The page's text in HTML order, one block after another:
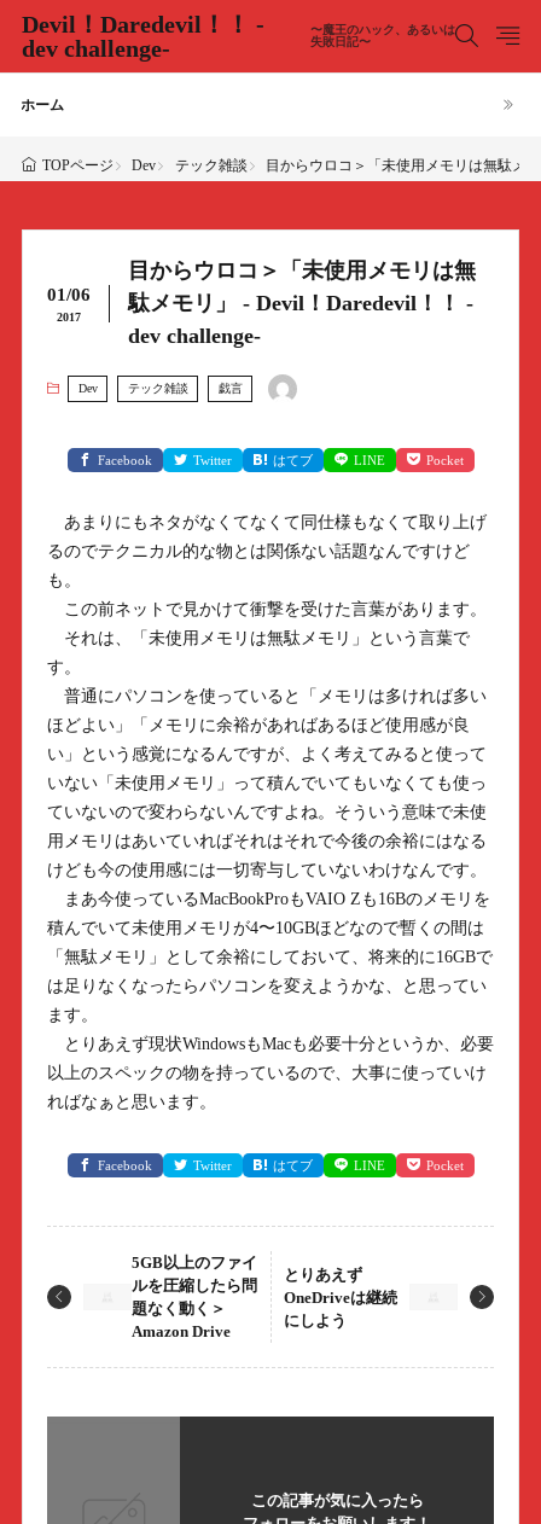
Devil！Daredevil！！ -
dev challenge-
〜魔王のハック、あるいは
失敗日記〜
ホーム
TOPページ Dev テック雑談 目からウロコ＞「未使用メモリは無駄メモ
01/06
2017
目からウロコ＞「未使用メモリは無
駄メモリ」 - Devil！Daredevil！！ -
dev challenge-
Dev テック雑談 戯言
Facebook Twitter はてブ LINE Pocket
あまりにもネタがなくてなくて同仕様もなくて取り上げ
るのでテクニカル的な物とは関係ない話題なんですけど
も。
この前ネットで見かけて衝撃を受けた言葉があります。
それは、「未使用メモリは無駄メモリ」という言葉で
す。
普通にパソコンを使っていると「メモリは多ければ多い
ほどよい」「メモリに余裕があればあるほど使用感が良
い」という感覚になるんですが、よく考えてみると使って
いない「未使用メモリ」って積んでいてもいなくても使っ
ていないので変わらないんですよね。そういう意味で未使
用メモリはあいていればそれはそれで今後の余裕にはなる
けども今の使用感には一切寄与していないわけなんです。
まあ今使っているMacBookProもVAIO Zも16Bのメモリを
積んでいて未使用メモリが4〜10GBほどなので暫くの間は
「無駄メモリ」として余裕にしておいて、将来的に16GBで
は足りなくなったらパソコンを変えようかな、と思ってい
ます。
とりあえず現状WindowsもMacも必要十分というか、必要
以上のスペックの物を持っているので、大事に使っていけ
ればなぁと思います。
Facebook Twitter はてブ LINE Pocket
5GB以上のファイ
ルを圧縮したら問
題なく動く＞
Amazon Drive
とりあえず
OneDriveは継続
にしよう
この記事が気に入ったら